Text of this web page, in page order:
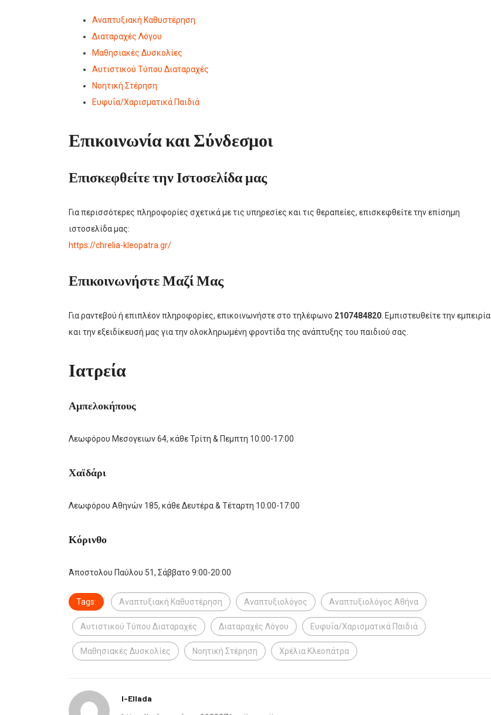
Αναπτυξιακή Καθυστέρηση
Διαταραχές Λόγου
Μαθησιακές Δυσκολίες
Αυτιστικού Τύπου Διαταραχές
Νοητική Στέρηση
Ευφυΐα/Χαρισματικά Παιδιά
Επικοινωνία και Σύνδεσμοι
Επισκεφθείτε την Ιστοσελίδα μας
Για περισσότερες πληροφορίες σχετικά με τις υπηρεσίες και τις θεραπείες, επισκεφθείτε την επίσημη
ιστοσελίδα μας:
https://chrelia-kleopatra.gr/
Επικοινωνήστε Μαζί Μας
Για ραντεβού ή επιπλέον πληροφορίες, επικοινωνήστε στο τηλέφωνο 2107484820 . Εμπιστευθείτε την εμπειρία
και την εξειδίκευσή μας για την ολοκληρωμένη φροντίδα της ανάπτυξης του παιδιού σας.
Ιατρεία
Αμπελοκήπους
Λεωφόρου Μεσογειων 64, κάθε Τρίτη & Πεμπτη 10:00-17:00
Χαϊδάρι
Λεωφόρου Αθηνών 185, κάθε Δευτέρα & Τέταρτη 10:00-17:00
Κόρινθο
Άποστολου Παύλου 51, Σάββατο 9:00-20:00
Tags: Αναπτυξιακή Καθυστέρηση Αναπτυξιολόγος Αναπτυξιολόγος Αθήνα
Αυτιστικού Τύπου Διαταραχές Διαταραχές Λόγου Ευφυΐα/Χαρισματικά Παιδιά
Μαθησιακές Δυσκολίες Νοητική Στέρηση Χρέλια Κλεοπάτρα
I-Ellada